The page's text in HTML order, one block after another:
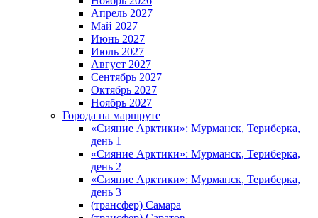
Апрель 2027
Май 2027
Июнь 2027
Июль 2027
Август 2027
Сентябрь 2027
Октябрь 2027
Ноябрь 2027
Города на маршруте
«Сияние Арктики»: Мурманск, Териберка,
день 1
«Сияние Арктики»: Мурманск, Териберка,
день 2
«Сияние Арктики»: Мурманск, Териберка,
день 3
(трансфер) Самара